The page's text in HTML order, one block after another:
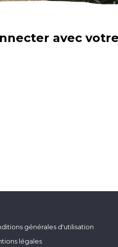
avec
générales d'utilisation
légales